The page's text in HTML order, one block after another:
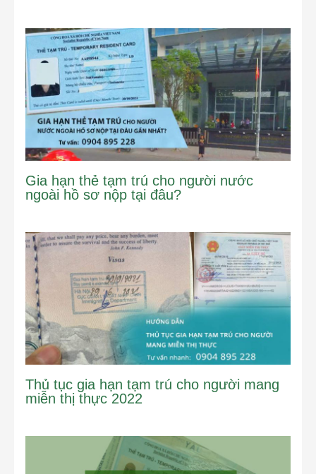
Gia hạn thẻ tạm trú cho người nước
ngoài hồ sơ nộp tại đâu?
Thủ tục gia hạn tạm trú cho người mang
miễn thị thực 2022